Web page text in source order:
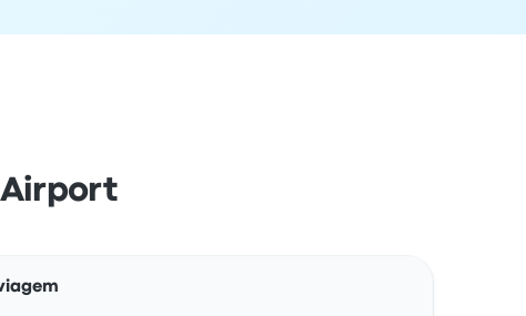
Airport